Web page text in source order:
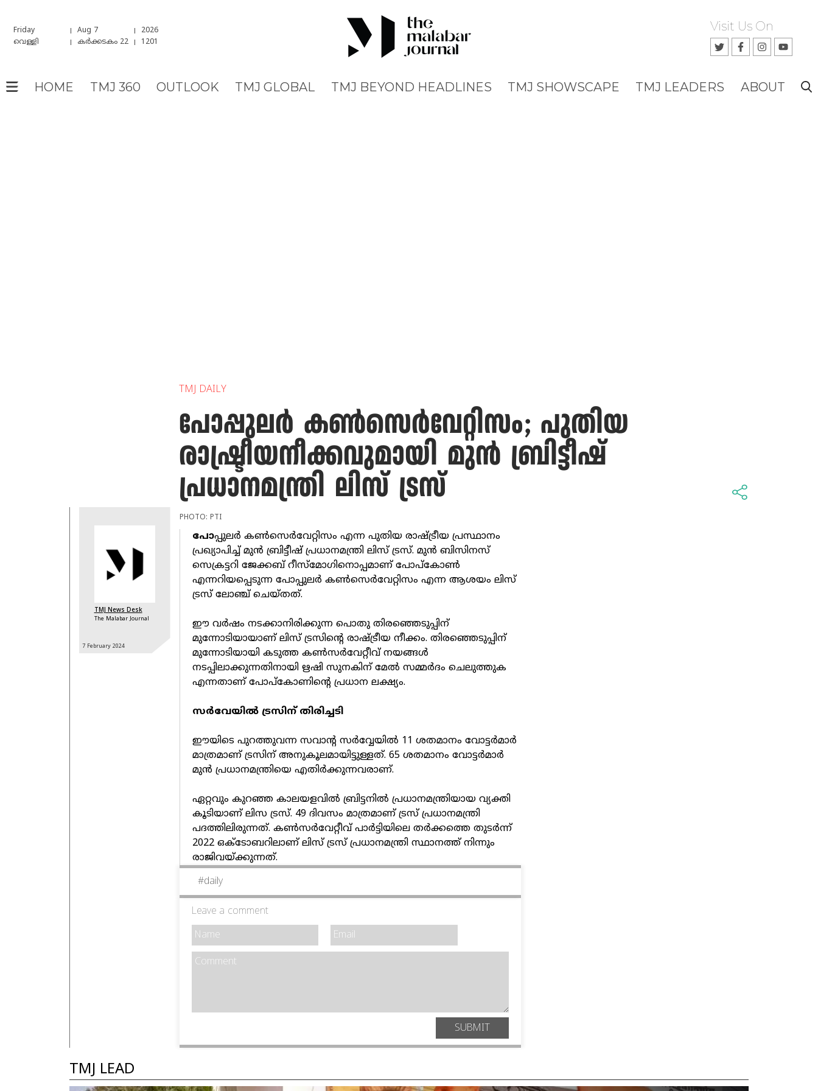
Friday Aug 7
2026
വെള്ളി
കർക്കടകം 22 1201
Visit Us On
HOME TMJ 360 OUTLOOK TMJ GLOBAL TMJ BEYOND HEADLINES TMJ SHOWSCAPE TMJ LEADERS ABOUT
TMJ DAILY
പോപ്പുലര്‍ കണ്‍സെര്‍വേറ്റിസം; പുതിയ
രാഷ്ട്രീയനീക്കവുമായി മുന്‍ ബ്രിട്ടീഷ്
പ്രധാനമന്ത്രി ലിസ് ട്രസ്
TMJ News Desk
The Malabar Journal
7 February2024
PHOTO: PTI
പോപ്പുലര്‍ കണ്‍സെര്‍വേറ്റിസം എന്ന പുതിയ രാഷ്ട്രീയ പ്രസ്ഥാനം
പ്രഖ്യാപിച്ച് മുന്‍ ബ്രിട്ടീഷ് പ്രധാനമന്ത്രി ലിസ് ട്രസ്. മുന്‍ ബിസിനസ്
സെക്രട്ടറി ജേക്കബ് റീസ്മോഗിനൊപ്പമാണ് പോപ്‌കോണ്‍
എന്നറിയപ്പെടുന്ന പോപ്പുലര്‍ കണ്‍സെര്‍വേറ്റിസം എന്ന ആശയം ലിസ്
ട്രസ് ലോഞ്ച് ചെയ്തത്.
ഈ വര്‍ഷം നടക്കാനിരിക്കുന്ന പൊതു തിരഞ്ഞെടുപ്പിന്
മുന്നോടിയായാണ് ലിസ് ട്രസിന്റെ രാഷ്ട്രീയ നീക്കം. തിരഞ്ഞെടുപ്പിന്
മുന്നോടിയായി കടുത്ത കണ്‍സര്‍വേറ്റീവ് നയങ്ങള്‍
നടപ്പിലാക്കുന്നതിനായി ഋഷി സുനകിന് മേല്‍ സമ്മര്‍ദം ചെലുത്തുക
എന്നതാണ് പോപ്‌കോണിന്റെ പ്രധാന ലക്ഷ്യം.
സര്‍വേയില്‍ ട്രസിന് തിരിച്ചടി
ഈയിടെ പുറത്തുവന്ന സവാന്റ സര്‍വ്വേയില്‍ 11 ശതമാനം വോട്ടര്‍മാര്‍
മാത്രമാണ് ട്രസിന് അനുകൂലമായിട്ടുള്ളത്. 65 ശതമാനം വോട്ടര്‍മാര്‍
മുന്‍ പ്രധാനമന്ത്രിയെ എതിര്‍ക്കുന്നവരാണ്.
ഏറ്റവും കുറഞ്ഞ കാലയളവില്‍ ബ്രിട്ടനില്‍ പ്രധാനമന്ത്രിയായ വ്യക്തി
കൂടിയാണ് ലിസ ട്രസ്. 49 ദിവസം മാത്രമാണ് ട്രസ് പ്രധാനമന്ത്രി
പദത്തിലിരുന്നത്. കണ്‍സര്‍വേറ്റീവ് പാര്‍ട്ടിയിലെ തര്‍ക്കത്തെ തുടര്‍ന്ന്
2022 ഒക്ടോബറിലാണ് ലിസ് ട്രസ് പ്രധാനമന്ത്രി സ്ഥാനത്ത് നിന്നും
രാജിവയ്ക്കുന്നത്.
#daily
Leave a comment
SUBMIT
TMJ LEAD